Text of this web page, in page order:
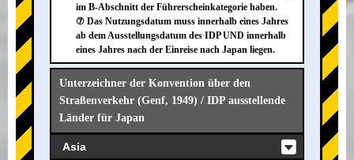
im B-Abschnitt der Führerscheinkategorie haben.
⑦ Das Nutzungsdatum muss innerhalb eines Jahres
ab dem Ausstellungsdatum des IDP UND innerhalb
eines Jahres nach der Einreise nach Japan liegen.
Unterzeichner der Konvention über den
Straßenverkehr (Genf, 1949) / IDP ausstellende
Länder für Japan
Asia